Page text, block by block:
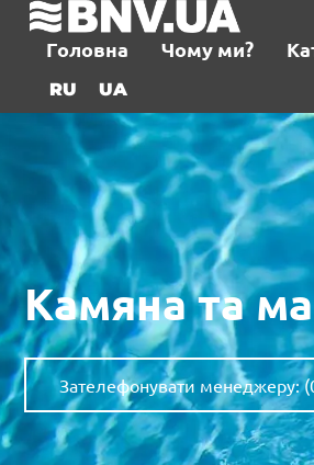
Головна Чому ми?
RU UA
Камяна та
Зателефонувати менеджеру: